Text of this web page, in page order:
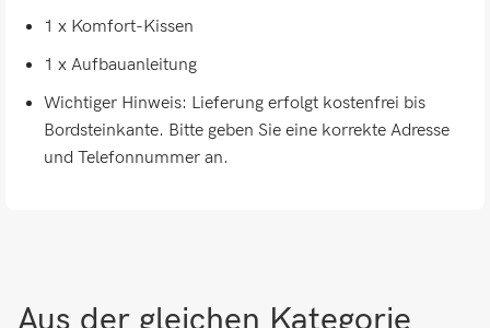
1 x Komfort-Kissen
1 x Aufbauanleitung
Wichtiger Hinweis: Lieferung erfolgt kostenfrei bis
Bordsteinkante. Bitte geben Sie eine korrekte Adresse
und Telefonnummer an.
Aus der gleichen Kategorie